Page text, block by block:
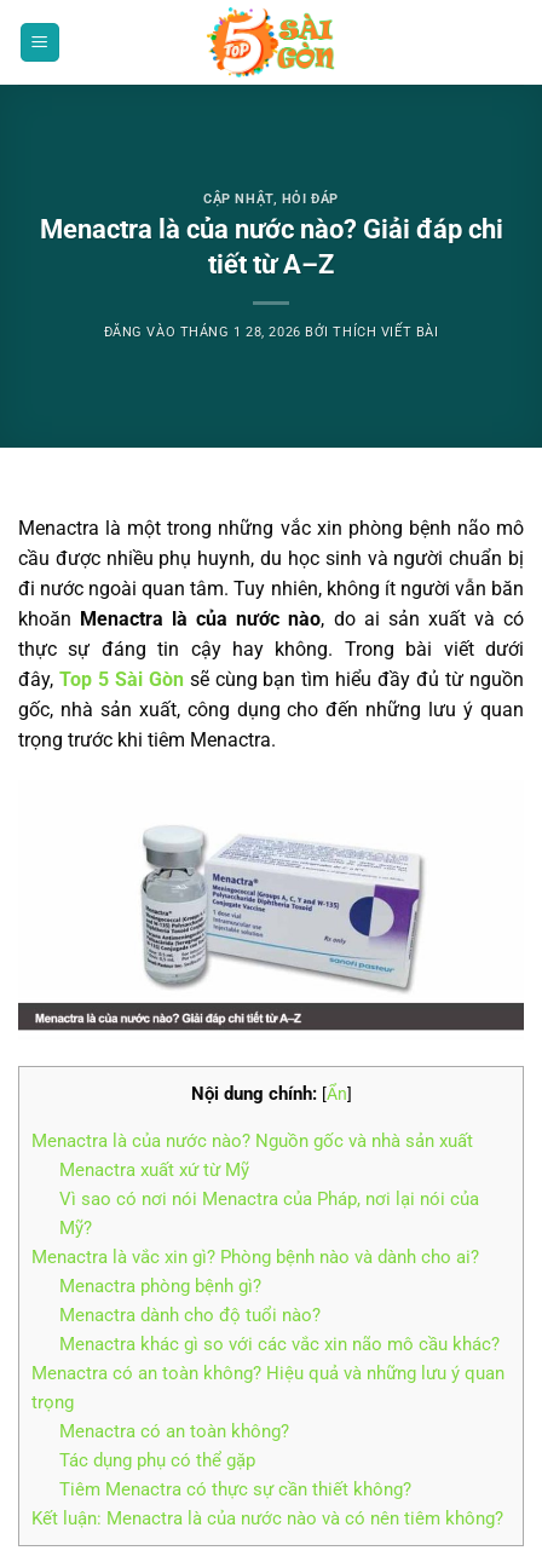
CẬP NHẬT, HỎI ĐÁP
Menactra là của nước nào? Giải đáp chi
tiết từ A–Z
ĐĂNG VÀO THÁNG 1 28, 2026 BỞITHÍCH VIẾT BÀI
Menactra là một trong những vắc xin phòng bệnh não mô
cầu được nhiều phụ huynh, du học sinh và người chuẩn bị
đi nước ngoài quan tâm. Tuy nhiên, không ít người vẫn băn
khoăn Menactra là của nước nào, do ai sản xuất và có
thực sự đáng tin cậy hay không. Trong bài viết dưới
đây, Top 5 Sài Gònsẽ cùng bạn tìm hiểu đầy đủ từ nguồn
gốc, nhà sản xuất, công dụng cho đến những lưu ý quan
trọng trước khi tiêm Menactra.
Nội dung chính: [Ẩn]
Menactra là của nước nào? Nguồn gốc và nhà sản xuất
Menactra xuất xứ từ Mỹ
Vì sao có nơi nói Menactra của Pháp, nơi lại nói của
Mỹ?
Menactra là vắc xin gì? Phòng bệnh nào và dành cho ai?
Menactra phòng bệnh gì?
Menactra dành cho độ tuổi nào?
Menactra khác gì so với các vắc xin não mô cầu khác?
Menactra có an toàn không? Hiệu quả và những lưu ý quan
trọng
Menactra có an toàn không?
Tác dụng phụ có thể gặp
Tiêm Menactra có thực sự cần thiết không?
Kết luận: Menactra là của nước nào và có nên tiêm không?